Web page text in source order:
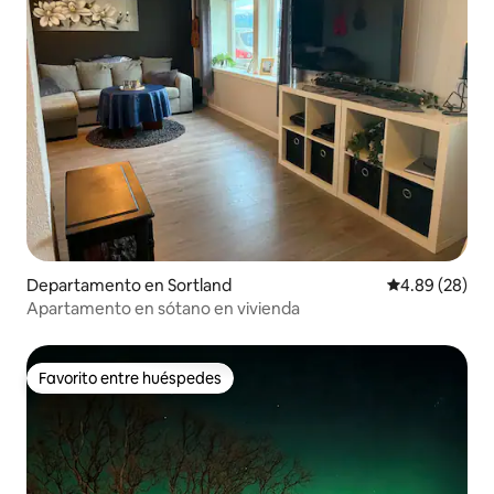
Departamento en Sortland Calificación
4.89 (28)
Apartamento en sótano en vivienda
Favorito entre huéspedes
Favorito entre huéspedes